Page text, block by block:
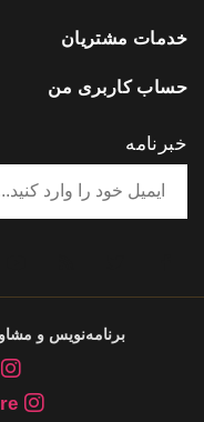
خدمات مشتریان
حساب کاربری من
خبرنامه
برنامه‌نویس و